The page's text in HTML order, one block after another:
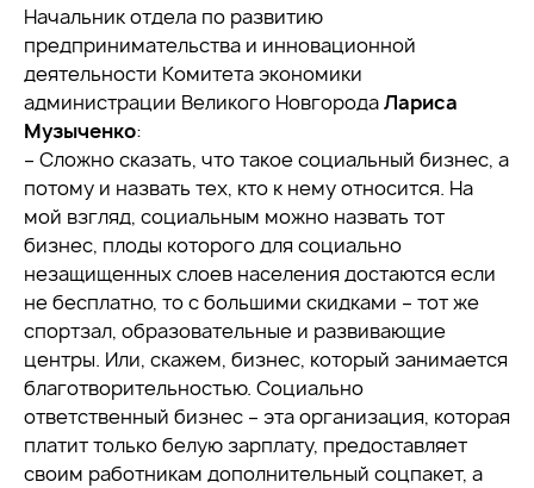
Начальник отдела по развитию
предпринимательства и инновационной
деятельности Комитета экономики
администрации Великого НовгородаЛариса
Музыченко:
– Сложно сказать, что такое социальный бизнес, а
потому и назвать тех, кто к нему относится. На
мой взгляд, социальным можно назвать тот
бизнес, плоды которого для социально
незащищенных слоев населения достаются если
не бесплатно, то с большими скидками – тот же
спортзал, образовательные и развивающие
центры. Или, скажем, бизнес, который занимается
благотворительностью. Социально
ответственный бизнес – эта организация, которая
платит только белую зарплату, предоставляет
своим работникам дополнительный соцпакет, а